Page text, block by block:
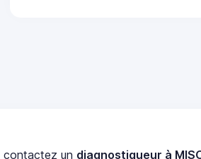
contactez un diagnostiqueur à